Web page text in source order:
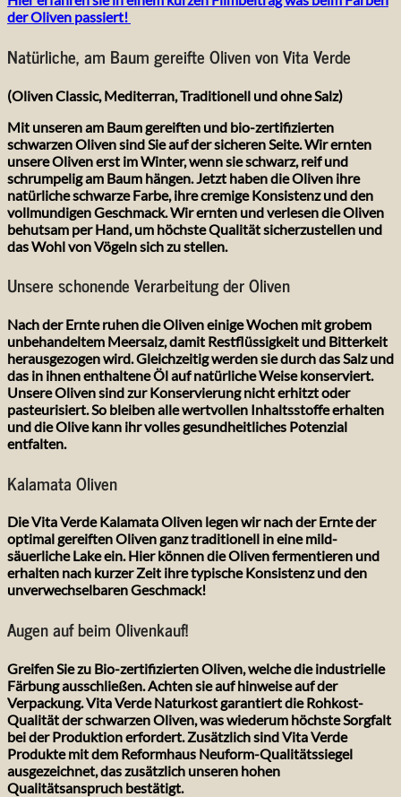
der Oliven passiert!
Natürliche, am Baum gereifte Oliven von Vita Verde
(Oliven Classic, Mediterran, Traditionell und ohne Salz)
Mit unseren am Baum gereiften und bio-zertifizierten
schwarzen Oliven sind Sie auf der sicheren Seite. Wir ernten
unsere Oliven erst im Winter, wenn sie schwarz, reif und
schrumpelig am Baum hängen. Jetzt haben die Oliven ihre
natürliche schwarze Farbe, ihre cremige Konsistenz und den
vollmundigen Geschmack. Wir ernten und verlesen die Oliven
behutsam per Hand, um höchste Qualität sicherzustellen und
das Wohl von Vögeln sich zu stellen.
Unsere schonende Verarbeitung der Oliven
Nach der Ernte ruhen die Oliven einige Wochen mit grobem
unbehandeltem Meersalz, damit Restflüssigkeit und Bitterkeit
herausgezogen wird. Gleichzeitig werden sie durch das Salz und
das in ihnen enthaltene Öl auf natürliche Weise konserviert.
Unsere Oliven sind zur Konservierung nicht erhitzt oder
pasteurisiert. So bleiben alle wertvollen Inhaltsstoffe erhalten
und die Olive kann ihr volles gesundheitliches Potenzial
entfalten.
Kalamata Oliven
Die Vita Verde Kalamata Oliven legen wir nach der Ernte der
optimal gereiften Oliven ganz traditionell in eine mild-
säuerliche Lake ein. Hier können die Oliven fermentieren und
erhalten nach kurzer Zeit ihre typische Konsistenz und den
unverwechselbaren Geschmack!
Augen auf beim Olivenkauf!
Greifen Sie zu Bio-zertifizierten Oliven, welche die industrielle
Färbung ausschließen. Achten sie auf hinweise auf der
Verpackung. Vita Verde Naturkost garantiert die Rohkost-
Qualität der schwarzen Oliven, was wiederum höchste Sorgfalt
bei der Produktion erfordert. Zusätzlich sind Vita Verde
Produkte mit dem Reformhaus Neuform-Qualitätssiegel
ausgezeichnet, das zusätzlich unseren hohen
Qualitätsanspruch bestätigt.